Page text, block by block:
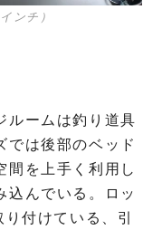
ンチ）
ームは釣り道具
では後部のベッド
間を上手く利用し
込んでいる。ロッ
付けている、引